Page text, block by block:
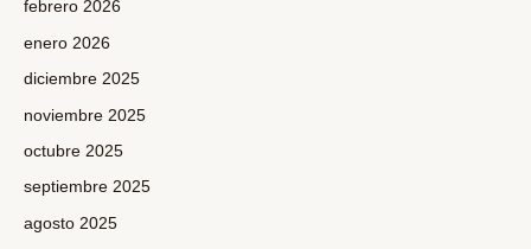
febrero 2026
enero 2026
diciembre 2025
noviembre 2025
octubre 2025
septiembre 2025
agosto 2025